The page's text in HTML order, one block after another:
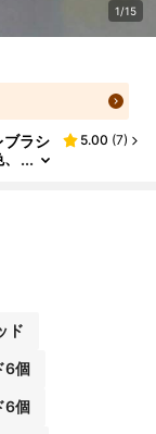
1/15
ブラシ
ド、
リー
は手
5.00 (7)
ド
6個
6個